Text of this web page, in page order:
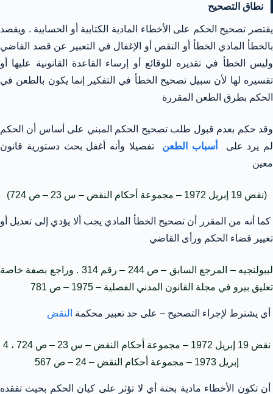
نطاق التصحيح
يقتصر تصحيح الحكم على الأخطاء المادية الكتابية أو الحسابية . ويقصد
بالخطأ المادي الخطأ أو النقص أو الإغفال في التعبير عن قصد القاضي
وليس الخطأ في تقديره للوقائع أو إرساء القاعدة القانونية عليها أو
تفسيره لها لأن سبيل تصحيح الخطأ في التفكير إنما يكون بالطعن في
الحكم بطرق الطعن المقررة
وقد حكم بعدم قبول طلب تصحيح الحكم المبني على أساس أن الحكم
لم يرد على
أسباب الطعن
تفصيلا وأنه أغفل بحث دستورية قانون
معين
(نقض 19 إبريل 1972 – مجموعة أحكام النقض – س 23 – ص 724)
كما أنه من المقرر أن تصحيح الخطأ المادي يجب ألا يؤدي إلى تعديل أو
تغيير قضاء الحكم ورأى القاضي
ليبولنجيه – المرجع السابق – ص 244 – رقم 314 . وراجع بصفة خاصة
تعليق بيرو في مجلة القانون المدني الفصلية – 1975 – ص 781
أي يشترط لإجراء التصحيح – على حد تعبير محكمة النقض
نقض 19 إبريل 1972 – مجموعة أحكام النقض – س 23 – ص 724 ، 4
إبريل 1973 – مجموعة أحكام النقض – 24 – ص 567
أن تكون الأخطاء مادية بحتة أي لا تؤثر على كيان الحكم بحيث تفقده